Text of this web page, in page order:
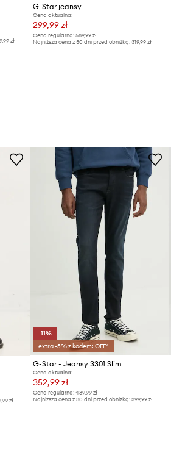
zł
G-Star jeansy
Cena aktualna:
299,99 zł
Cena regularna: 589,99 zł
Najniższa cena z 30 dni przed obniżką: 319,99 zł
zł
-11%
extra -5% z kodem: OFF*
G-Star - Jeansy 3301 Slim
Cena aktualna:
352,99 zł
Cena regularna: 489,99 zł
Najniższa cena z 30 dni przed obniżką: 399,99 zł